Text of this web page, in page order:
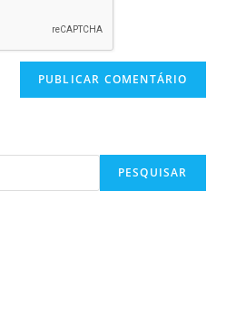
PESQUISAR